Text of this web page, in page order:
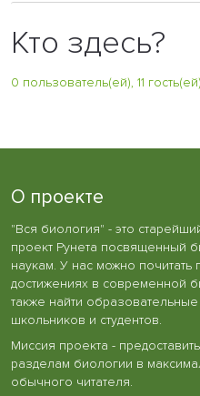
Кто здесь?
0 пользователь(ей), 11 гость(ей)
О проекте
"Вся биология" - это
проект Рунета посвященный
наукам. У нас можно почитать
достижениях в современной
также найти
школьников и студентов.
Миссия проекта -
разделам биологии в
обычного читателя.